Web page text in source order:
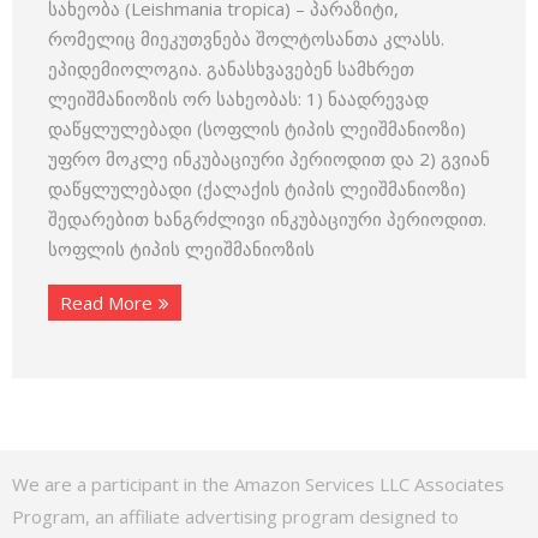
სახეობა (Leishmania tropica) – პარაზიტი,
რომელიც მიეკუთვნება შოლტოსანთა კლასს.
ეპიდემიოლოგია. განასხვავებენ სამხრეთ
ლეიშმანიოზის ორ სახეობას: 1) ნაადრევად
დაწყლულებადი (სოფლის ტიპის ლეიშმანიოზი)
უფრო მოკლე ინკუბაციური პერიოდით და 2) გვიან
დაწყლულებადი (ქალაქის ტიპის ლეიშმანიოზი)
შედარებით ხანგრძლივი ინკუბაციური პერიოდით.
სოფლის ტიპის ლეიშმანიოზის
Read More
We are a participant in the Amazon Services LLC Associates
Program, an affiliate advertising program designed to